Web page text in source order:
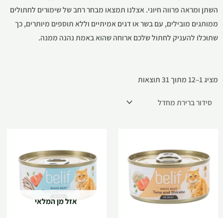
השתן ומראה פרווה חיוני. אצלנו תמצאו מבחר רחב של שימורים לחתולים
ממותגים מובילים, עם בשר או דגים אמיתיים וללא תוספים מיותרים, כך
שתוכלו להעניק לחתול שלכם ארוחה שהוא באמת נהנה ממנה.
מציג 1–12 מתוך 31 תוצאות
אזל מן המלאי